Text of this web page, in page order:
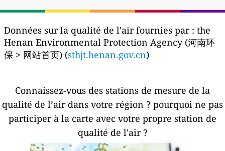
Données sur la qualité de l'air fournies par : the
Henan Environmental Protection Agency (河南环
保 > 网站首页) (sthjt.henan.gov.cn)
Connaissez-vous des stations de mesure de la
qualité de l’air dans votre région ? pourquoi ne pas
participer à la carte avec votre propre station de
qualité de l'air ?